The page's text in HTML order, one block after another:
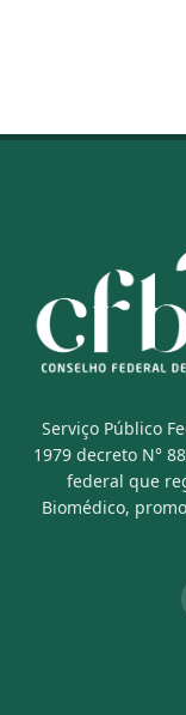
Serviço Público
1979 decreto N°
federal que
Biomédico,